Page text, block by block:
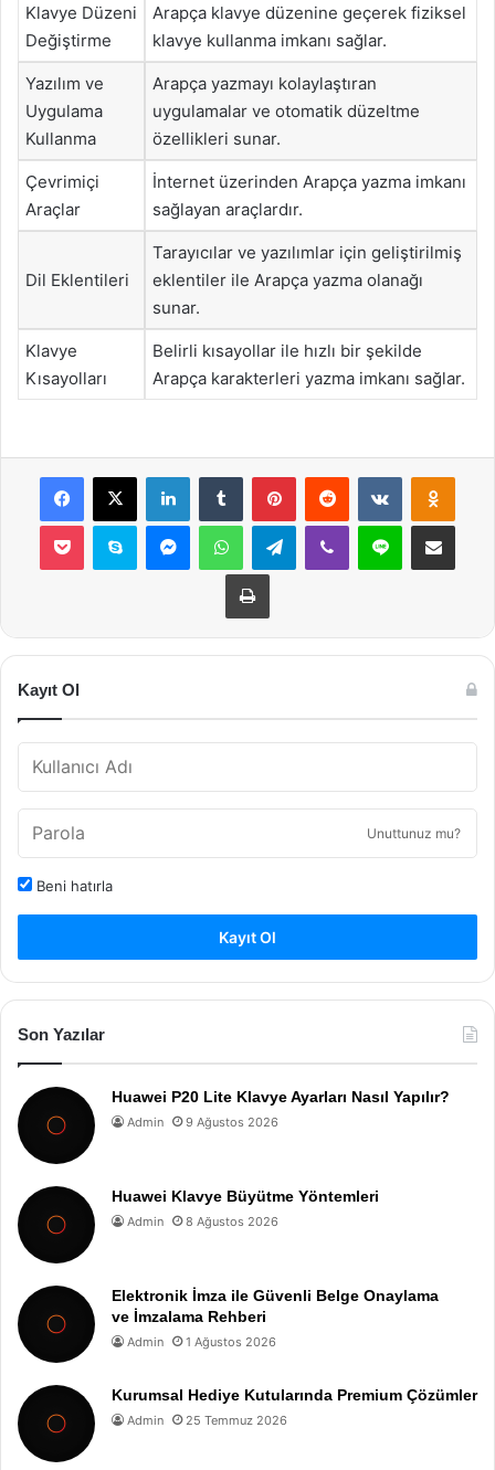
Klavye Düzeni
Değiştirme
Arapça klavye düzenine geçerek fiziksel
klavye kullanma imkanı sağlar.
Yazılım ve
Uygulama
Kullanma
Arapça yazmayı kolaylaştıran
uygulamalar ve otomatik düzeltme
özellikleri sunar.
Çevrimiçi
Araçlar
İnternet üzerinden Arapça yazma imkanı
sağlayan araçlardır.
Dil Eklentileri
Tarayıcılar ve yazılımlar için geliştirilmiş
eklentiler ile Arapça yazma olanağı
sunar.
Klavye
Kısayolları
Belirli kısayollar ile hızlı bir şekilde
Arapça karakterleri yazma imkanı sağlar.
Facebook
X LinkedInTumblr PinterestReddit VKontakte
Pocket Skype MessengerWhatsAppTelegramViber Line E-Posta ile
Yazdır
Kayıt Ol
Unuttunuz mu?
Beni hatırla
Kayıt Ol
Son Yazılar
Huawei P20 Lite Klavye Ayarları Nasıl Yapılır?
Admin 9 Ağustos 2026
Huawei Klavye Büyütme Yöntemleri
Admin 8 Ağustos 2026
Elektronik İmza ile Güvenli Belge Onaylama
ve İmzalama Rehberi
Admin 1 Ağustos 2026
Kurumsal Hediye Kutularında Premium Çözümler
Admin 25 Temmuz 2026